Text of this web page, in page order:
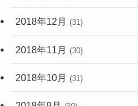
2018年12月 (31)
2018年11月 (30)
2018年10月 (31)